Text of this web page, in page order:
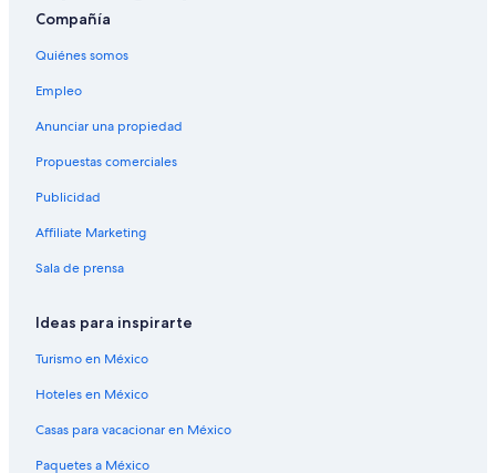
Compañía
Quiénes somos
Empleo
Anunciar una propiedad
Propuestas comerciales
Publicidad
Affiliate Marketing
Sala de prensa
Ideas para inspirarte
Turismo en México
Hoteles en México
Casas para vacacionar en México
Paquetes a México